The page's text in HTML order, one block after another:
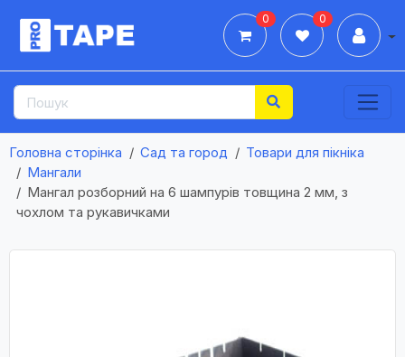
0 0
Головна сторінка Сад та город
Товари для пікніка
Мангали
Мангал розборний на 6 шампурів товщина 2 мм, з
чохлом та рукавичками